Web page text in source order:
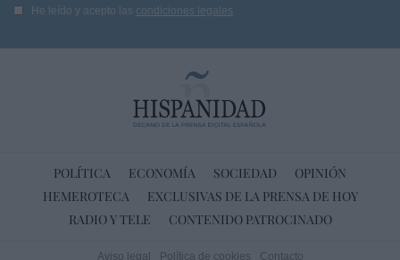
He leído y acepto las condiciones legales
POLÍTICA ECONOMÍA SOCIEDAD
OPINIÓN
HEMEROTECA
EXCLUSIVAS DE LA PRENSA DE HOY
RADIO Y TELE
CONTENIDO PATROCINADO
Aviso legal Política de cookies Contacto